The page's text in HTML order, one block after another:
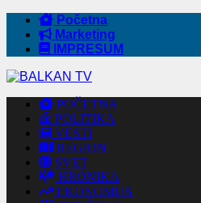
Početna
Marketing
IMPRESUM
POČETNA
POLITIKA
VESTI
REGION
SVET
HRONIKA
EKONOMIJA